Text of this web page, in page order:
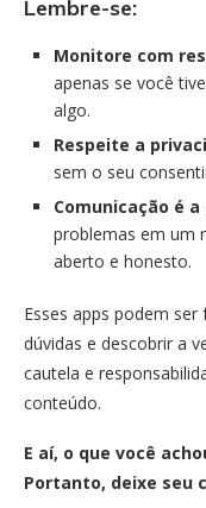
Lembre-se:
Monitore com
apenas se você
algo.
Respeite a
sem o seu
Comunicação é a
problemas em um
aberto e honesto.
Esses apps podem
dúvidas e descobrir a
cautela e
conteúdo.
E aí, o que você
Portanto, deixe seu